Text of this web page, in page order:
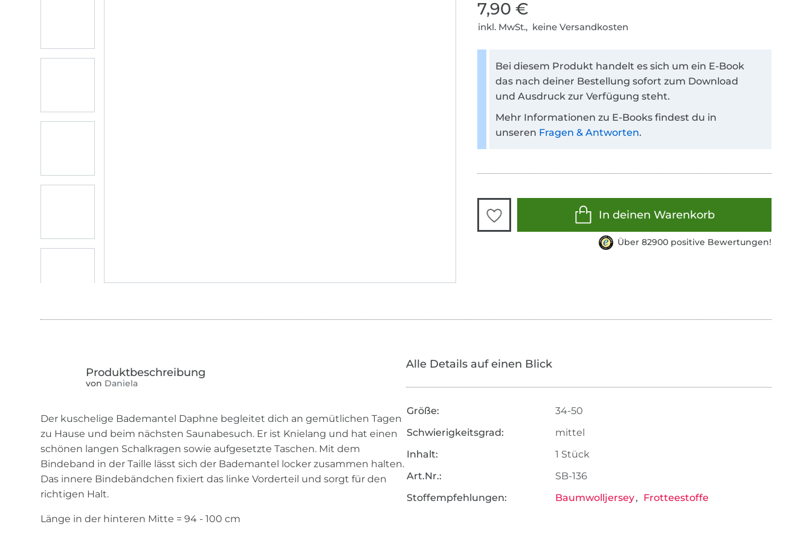
7,90 €
inkl. MwSt., keine Versandkosten
Bei diesem Produkt handelt es sich um ein E-Book
das nach deiner Bestellung sofort zum Download
und Ausdruck zur Verfügung steht.
Mehr Informationen zu E-Books findest du in
unseren Fragen & Antworten.
In deinen Warenkorb
Über 82900 positive Bewertungen!
von Daniela
Der kuschelige Bademantel Daphne begleitet dich an gemütlichen Tagen
zu Hause und beim nächsten Saunabesuch. Er ist Knielang und hat einen
schönen langen Schalkragen sowie aufgesetzte Taschen. Mit dem
Bindeband in der Taille lässt sich der Bademantel locker zusammen halten.
Das innere Bindebändchen fixiert das linke Vorderteil und sorgt für den
richtigen Halt.
Länge in der hinteren Mitte = 94 - 100 cm
Alle Details auf einen Blick
Größe:
34-50
Schwierigkeitsgrad:
mittel
Inhalt:
1 Stück
Art.Nr.:
SB-136
Stoffempfehlungen:
Baumwolljersey Frotteestoffe